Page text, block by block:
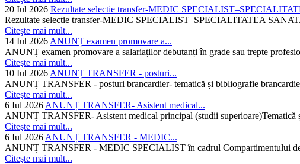
20 Iul 2026 Rezultate selectie transfer-MEDIC
Rezultate selectie transfer-MEDIC SPECIALIST–SPECIALITATEA
Citeşte mai mult...
14 Iul 2026 ANUNȚ examen promovare a...
ANUNȚ examen promovare a salariaților debutanți în grade sau trepte
Citeşte mai mult...
10 Iul 2026 ANUNȚ TRANSFER - posturi...
ANUNȚ TRANSFER - posturi brancardier- tematică și bibliografie
Citeşte mai mult...
6 Iul 2026 ANUNȚ TRANSFER- Asistent medical...
ANUNȚ TRANSFER- Asistent medical principal (studii superioare)Tematică
Citeşte mai mult...
6 Iul 2026 ANUNȚ TRANSFER - MEDIC...
ANUNȚ TRANSFER - MEDIC SPECIALIST în cadrul Compartimentului de
Citeşte mai mult...